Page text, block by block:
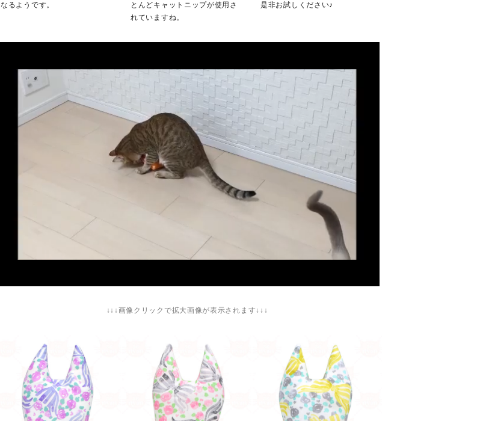
なるようです。
とんどキャットニップが使用さ
れていますね。
是非お試しください♪
↓↓↓画像クリックで拡大画像が表示されます↓↓↓